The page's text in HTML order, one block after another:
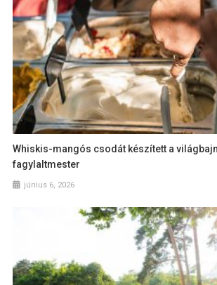
Whiskis-mangós csodát készített a
fagylaltmester
június 6, 2026